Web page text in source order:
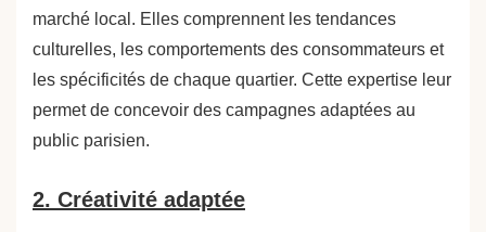
marché local. Elles comprennent les tendances
culturelles, les comportements des consommateurs et
les spécificités de chaque quartier. Cette expertise leur
permet de concevoir des campagnes adaptées au
public parisien.
2. Créativité adaptée